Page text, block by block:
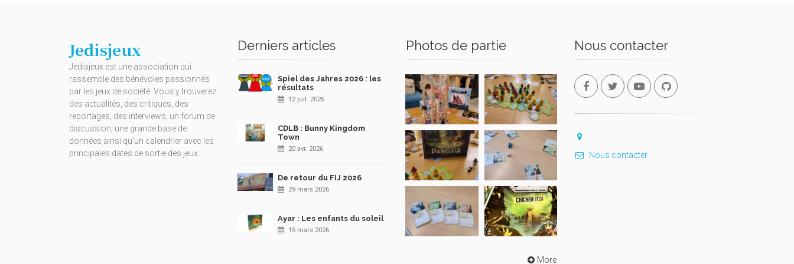
Jedisjeux
Jedisjeux est une association qui
rassemble des bénévoles passionnés
par les jeux de société. Vous y trouverez
des actualités, des critiques, des
reportages, des interviews, un forum de
discussion, une grande base de
données ainsi qu’un calendrier avec les
principales dates de sortie des jeux.
Derniers articles
Spiel des Jahres 2026 : les
résultats
12 juil. 2026
CDLB : Bunny Kingdom
Town
20 avr. 2026
De retour du FIJ 2026
29 mars 2026
Ayar : Les enfants du soleil
15 mars 2026
Photos de partie
More
Nous contacter
Nous contacter